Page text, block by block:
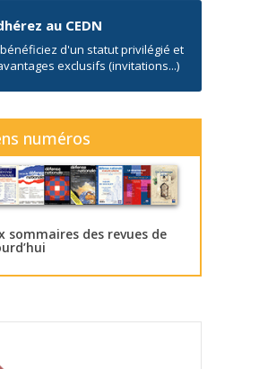
au CEDN
d'un statut privilégié et
exclusifs (invitations...)
numéros
sommaires des revues de